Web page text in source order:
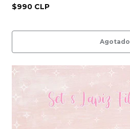
$990 CLP
Agotado